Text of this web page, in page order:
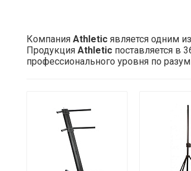
Компания Athletic является одним
Продукция Athletic поставляется в
профессионального уровня по